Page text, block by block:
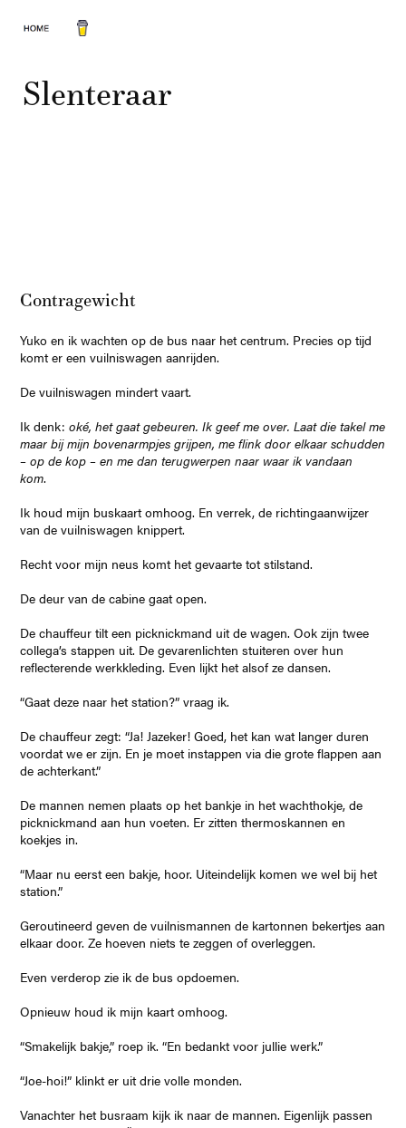
Slenteraar
Contragewicht
Yuko en ik wachten op de bus naar het centrum. Precies op tijd
komt er een vuilniswagen aanrijden.
De vuilniswagen mindert vaart.
Ik denk:oké, het gaat gebeuren. Ik geef me over. Laat die takel me
maar bij mijn bovenarmpjes grijpen, me flink door elkaar schudden
– op de kop – en me dan terugwerpen naar waar ik vandaan
kom.
Ik houd mijn buskaart omhoog. En verrek, de richtingaanwijzer
van de vuilniswagen knippert.
Recht voor mijn neus komt het gevaarte tot stilstand.
De deur van de cabine gaat open.
De chauffeur tilt een picknickmand uit de wagen. Ook zijn twee
collega’s stappen uit. De gevarenlichten stuiteren over hun
reflecterende werkkleding. Even lijkt het alsof ze dansen.
“Gaat deze naar het station?” vraag ik.
De chauffeur zegt: “Ja! Jazeker! Goed, het kan wat langer duren
voordat we er zijn. En je moet instappen via die grote flappen aan
de achterkant.”
De mannen nemen plaats op het bankje in het wachthokje, de
picknickmand aan hun voeten. Er zitten thermoskannen en
koekjes in.
“Maar nu eerst een bakje, hoor. Uiteindelijk komen we wel bij het
station.”
Geroutineerd geven de vuilnismannen de kartonnen bekertjes aan
elkaar door. Ze hoeven niets te zeggen of overleggen.
Even verderop zie ik de bus opdoemen.
Opnieuw houd ik mijn kaart omhoog.
“Smakelijk bakje,” roep ik. “En bedankt voor jullie werk.”
“Joe-hoi!” klinkt er uit drie volle monden.
Vanachter het busraam kijk ik naar de mannen. Eigenlijk passen